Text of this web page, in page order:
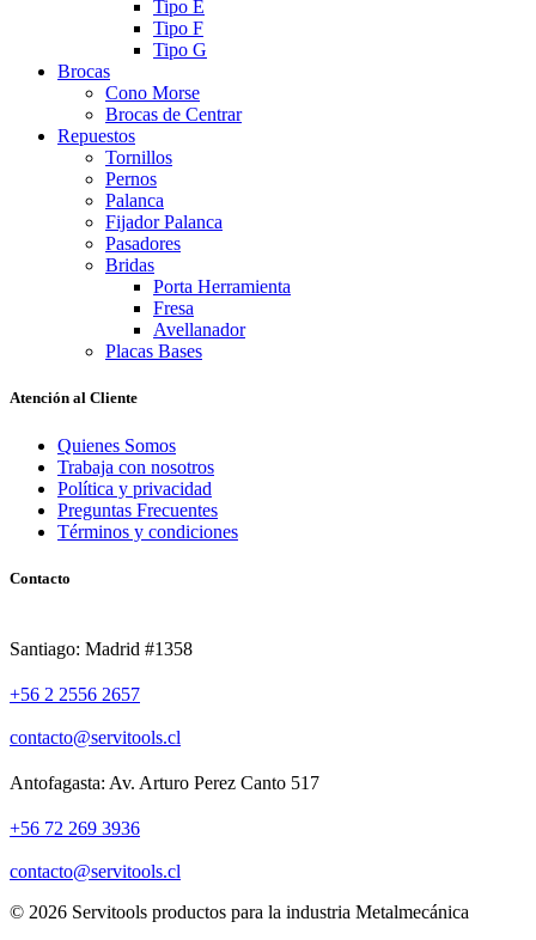
Tipo E
Tipo F
Tipo G
Brocas
Cono Morse
Brocas de Centrar
Repuestos
Tornillos
Pernos
Palanca
Fijador Palanca
Pasadores
Bridas
Porta Herramienta
Fresa
Avellanador
Placas Bases
Atención al Cliente
Quienes Somos
Trabaja con nosotros
Política y privacidad
Preguntas Frecuentes
Términos y condiciones
Contacto
Santiago: Madrid #1358
+56 2 2556 2657
contacto@servitools.cl
Antofagasta: Av. Arturo Perez Canto 517
+56 72 269 3936
contacto@servitools.cl
© 2026 Servitools productos para la industria Metalmecánica